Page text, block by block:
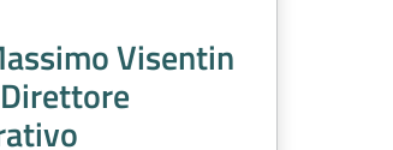
Visentin